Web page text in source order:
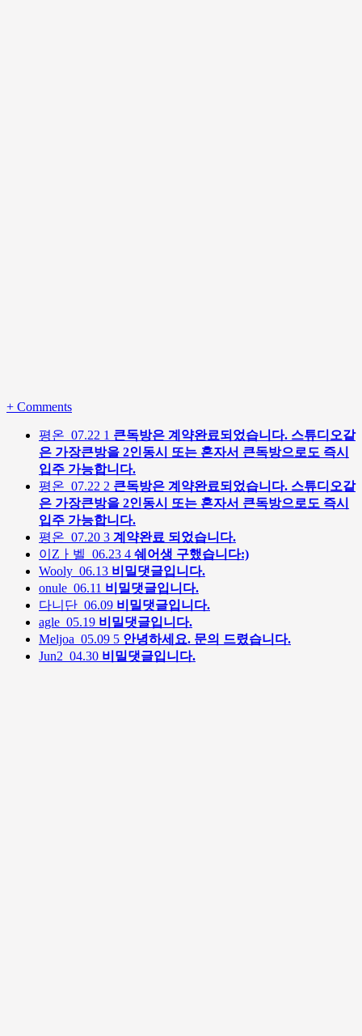
+ Comments
평온 07.22 1 큰독방은 계약완료되었습니다. 스튜디오같
은 가장큰방을 2인동시 또는 혼자서 큰독방으로도 즉시
입주 가능합니다.
평온 07.22 2 큰독방은 계약완료되었습니다. 스튜디오같
은 가장큰방을 2인동시 또는 혼자서 큰독방으로도 즉시
입주 가능합니다.
평온 07.20 3 계약완료 되었습니다.
이Zㅏ벨 06.23 4 쉐어생 구했습니다:)
Wooly 06.13 비밀댓글입니다.
onule 06.11 비밀댓글입니다.
다니단 06.09 비밀댓글입니다.
agle 05.19 비밀댓글입니다.
Meljoa 05.09 5 안녕하세요. 문의 드렸습니다.
Jun2 04.30 비밀댓글입니다.